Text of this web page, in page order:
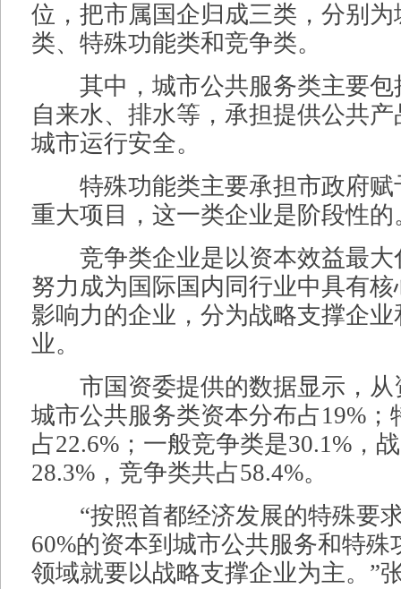
位，把市属国企归成三类，分别
类、特殊功能类和竞争类。
其中，城市公共服务类主要包
自来水、排水等，承担提供公共
城市运行安全。
特殊功能类主要承担市政府赋
重大项目，这一类企业是阶段性的
竞争类企业是以资本效益最大
努力成为国际国内同行业中具有
影响力的企业，分为战略支撑企
业。
市国资委提供的数据显示，从
城市公共服务类资本分布占19%；
占22.6%；一般竞争类是30.1%，
28.3%，竞争类共占58.4%。
“按照首都经济发展的特殊要
60%的资本到城市公共服务和特殊
领域就要以战略支撑企业为主。”